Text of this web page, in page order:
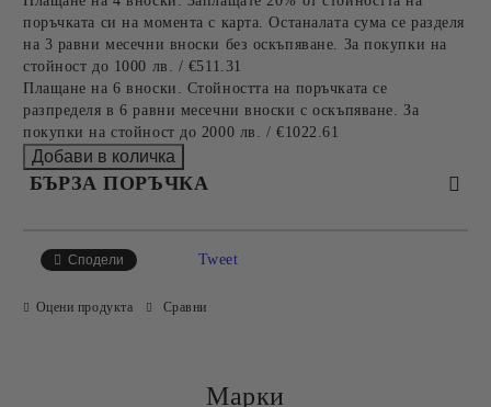
поръчката си на момента с карта. Останалата сума се разделя
на 3 равни месечни вноски без оскъпяване. За покупки на
стойност до 1000 лв. / €511.31
Плащане на 6 вноски. Стойността на поръчката се
разпределя в 6 равни месечни вноски с оскъпяване. За
покупки на стойност до 2000 лв. / €1022.61
БЪРЗА ПОРЪЧКА
Ние ще се свържем с вас в рамките на работния ден.
Сподели Tweet
Оцени продукта Сравни
Марки